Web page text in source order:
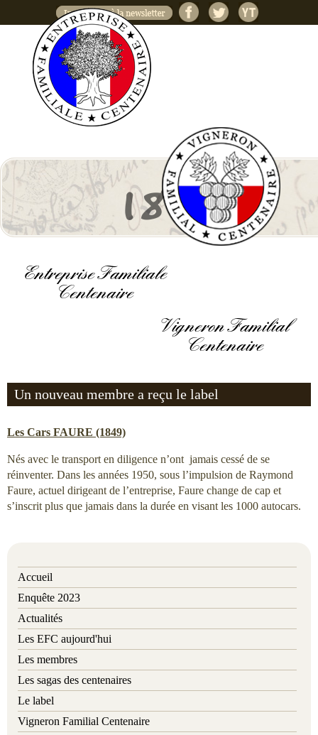
Jump to navigation
1830
Entreprise Familiale
Centenaire
Vigneron Familial
Centenaire
Un nouveau membre a reçu le label
Les Cars FAURE (1849)
Nés avec le transport en diligence n’ont jamais cessé de se
réinventer. Dans les années 1950, sous l’impulsion de Raymond
Faure, actuel dirigeant de l’entreprise, Faure change de cap et
s’inscrit plus que jamais dans la durée en visant les 1000 autocars.
Accueil
Enquête 2023
Actualités
Les EFC aujourd'hui
Les membres
Les sagas des centenaires
Le label
Vigneron Familial Centenaire